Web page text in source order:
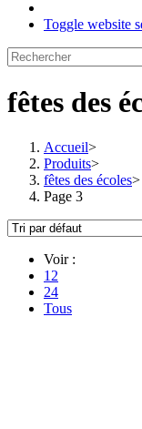
Toggle website
fêtes des
Accueil>
Produits>
fêtes des écoles>
Page 3
Voir :
12
24
Tous